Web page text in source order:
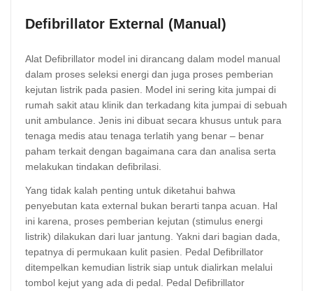
Defibrillator External (Manual)
Alat Defibrillator model ini dirancang dalam model manual
dalam proses seleksi energi dan juga proses pemberian
kejutan listrik pada pasien. Model ini sering kita jumpai di
rumah sakit atau klinik dan terkadang kita jumpai di sebuah
unit ambulance. Jenis ini dibuat secara khusus untuk para
tenaga medis atau tenaga terlatih yang benar – benar
paham terkait dengan bagaimana cara dan analisa serta
melakukan tindakan defibrilasi.
Yang tidak kalah penting untuk diketahui bahwa
penyebutan kata external bukan berarti tanpa acuan. Hal
ini karena, proses pemberian kejutan (stimulus energi
listrik) dilakukan dari luar jantung. Yakni dari bagian dada,
tepatnya di permukaan kulit pasien. Pedal Defibrillator
ditempelkan kemudian listrik siap untuk dialirkan melalui
tombol kejut yang ada di pedal. Pedal Defibrillator